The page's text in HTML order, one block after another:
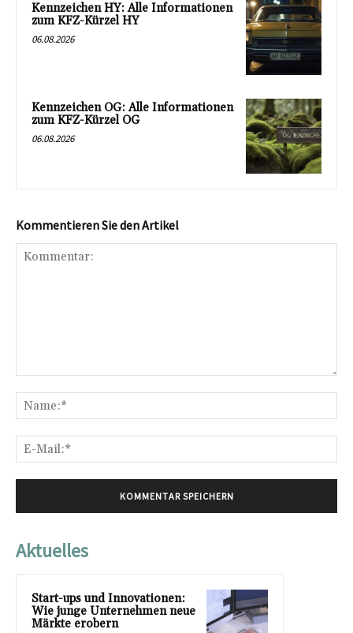
Kennzeichen HY: Alle Informationen
zum KFZ-Kürzel HY
06.08.2026
Kennzeichen OG: Alle Informationen
zum KFZ-Kürzel OG
06.08.2026
Kommentieren Sie den Artikel
Aktuelles
Start-ups und Innovationen:
Wie junge Unternehmen neue
Märkte erobern